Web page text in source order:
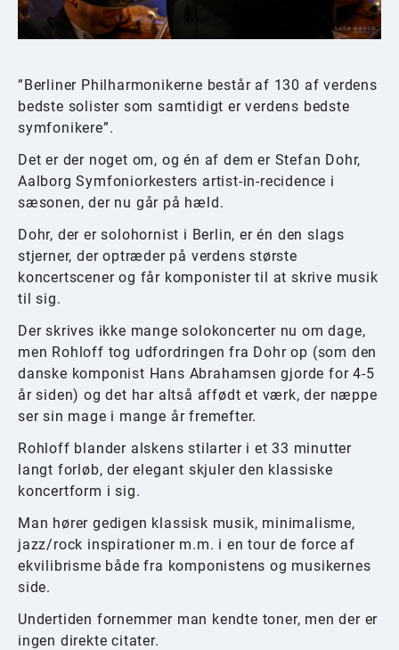
”Berliner Philharmonikerne består af 130 af verdens
bedste solister som samtidigt er verdens bedste
symfonikere”.
Det er der noget om, og én af dem er Stefan Dohr,
Aalborg Symfoniorkesters artist-in-recidence i
sæsonen, der nu går på hæld.
Dohr, der er solohornist i Berlin, er én den slags
stjerner, der optræder på verdens største
koncertscener og får komponister til at skrive musik
til sig.
Der skrives ikke mange solokoncerter nu om dage,
men Rohloff tog udfordringen fra Dohr op (som den
danske komponist Hans Abrahamsen gjorde for 4-5
år siden) og det har altså affødt et værk, der næppe
ser sin mage i mange år fremefter.
Rohloff blander alskens stilarter i et 33 minutter
langt forløb, der elegant skjuler den klassiske
koncertform i sig.
Man hører gedigen klassisk musik, minimalisme,
jazz/rock inspirationer m.m. i en tour de force af
ekvilibrisme både fra komponistens og musikernes
side.
Undertiden fornemmer man kendte toner, men der er
ingen direkte citater.